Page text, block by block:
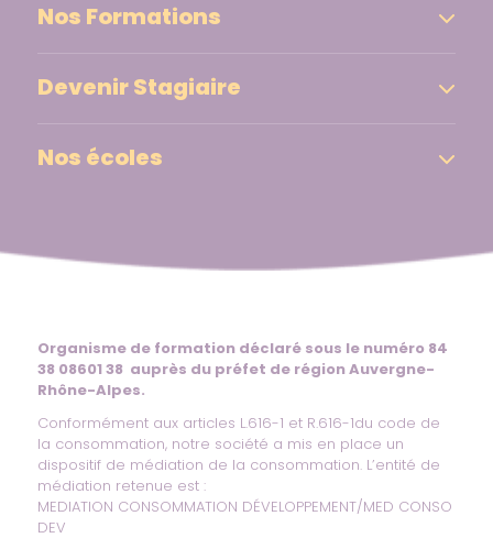
Nos Formations
Devenir Stagiaire
Nos écoles
Organisme de formation déclaré sous le numéro 84
38 08601 38 auprès du préfet de région Auvergne-
Rhône-Alpes.
Conformément aux articles L.616-1 et R.616-1du code de
la consommation, notre société a mis en place un
dispositif de médiation de la consommation. L’entité de
médiation retenue est :
MEDIATION CONSOMMATION DÉVELOPPEMENT/MED CONSO
DEV